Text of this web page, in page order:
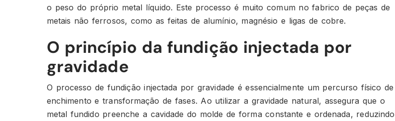
o peso do próprio metal líquido. Este processo é muito comum no fabrico de peças de
metais não ferrosos, como as feitas de alumínio, magnésio e ligas de cobre.
O princípio da fundição injectada por
gravidade
O processo de fundição injectada por gravidade é essencialmente um percurso físico de
enchimento e transformação de fases. Ao utilizar a gravidade natural, assegura que o
metal fundido preenche a cavidade do molde de forma constante e ordenada, reduzindo